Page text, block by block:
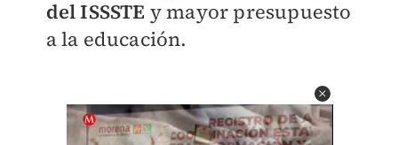
del ISSSTE y mayor presupuesto
a la educación.